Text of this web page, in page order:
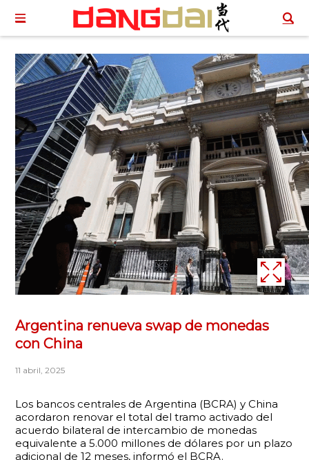
Argentina renueva swap de monedas
con China
11 abril, 2025
Los bancos centrales de Argentina (BCRA) y China
acordaron renovar el total del tramo activado del
acuerdo bilateral de intercambio de monedas
equivalente a 5.000 millones de dólares por un plazo
adicional de 12 meses, informó el BCRA.